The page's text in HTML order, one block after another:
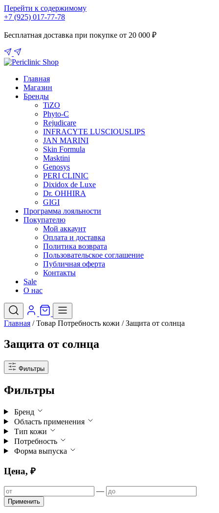
Перейти к содержимому
+7 (925) 017-77-78
Бесплатная доставка при покупке от 20 000 ₽
Главная
Магазин
Бренды
TiZO
Phyto-C
Rejudicare
INFRACYTE LUSCIOUSLIPS
JAN MARINI
Skin Formula
Masktini
Genosys
PERI CLINIC
Dixidox de Luxe
Dr. OHHIRA
GIGI
Программа лояльности
Покупателю
Мой аккаунт
Оплата и доставка
Политика возврата
Пользовательское соглашение
Публичная оферта
Контакты
Sale
О нас
Главная /Товар Потребность кожи /Защита от солнца
Защита от солнца
Фильтры
Фильтры
Бренд
Область применения
Тип кожи
Потребность
Форма выпуска
Цена, ₽
—
Применить